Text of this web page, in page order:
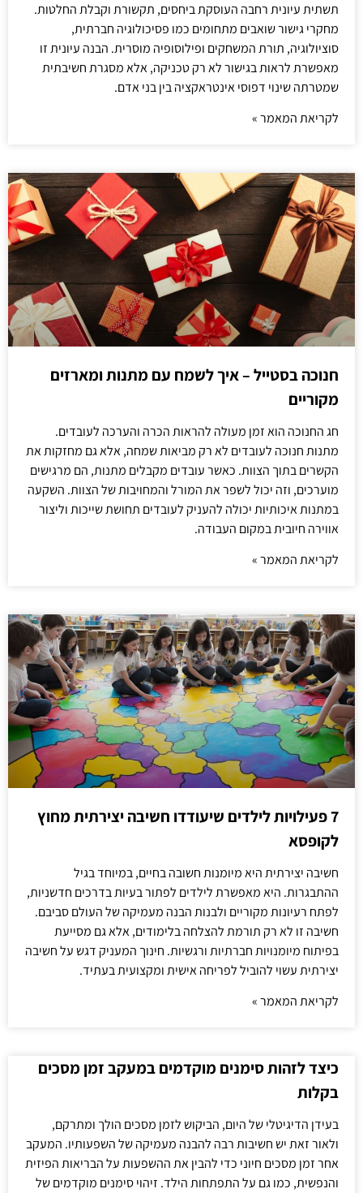
תשתית עיונית רחבה העוסקת ביחסים, תקשורת וקבלת החלטות.
מחקרי גישור שואבים מתחומים כמו פסיכולוגיה חברתית,
סוציולוגיה, תורת המשחקים ופילוסופיה מוסרית. הבנה עיונית זו
מאפשרת לראות בגישור לא רק טכניקה, אלא מסגרת חשיבתית
שמטרתה שינוי דפוסי אינטראקציה בין בני אדם.
לקריאת המאמר »
חנוכה בסטייל – איך לשמח עם מתנות ומארזים
מקוריים
חג החנוכה הוא זמן מעולה להראות הכרה והערכה לעובדים.
מתנות חנוכה לעובדים לא רק מביאות שמחה, אלא גם מחזקות את
הקשרים בתוך הצוות. כאשר עובדים מקבלים מתנות, הם מרגישים
מוערכים, וזה יכול לשפר את המורל והמחויבות של הצוות. השקעה
במתנות איכותיות יכולה להעניק לעובדים תחושת שייכות וליצור
אווירה חיובית במקום העבודה.
לקריאת המאמר »
7 פעילויות לילדים שיעודדו חשיבה יצירתית מחוץ
לקופסא
חשיבה יצירתית היא מיומנות חשובה בחיים, במיוחד בגיל
ההתבגרות. היא מאפשרת לילדים לפתור בעיות בדרכים חדשניות,
לפתח רעיונות מקוריים ולבנות הבנה מעמיקה של העולם סביבם.
חשיבה זו לא רק תורמת להצלחה בלימודים, אלא גם מסייעת
בפיתוח מיומנויות חברתיות ורגשיות. חינוך המעניק דגש על חשיבה
יצירתית עשוי להוביל לפריחה אישית ומקצועית בעתיד.
לקריאת המאמר »
כיצד לזהות סימנים מוקדמים במעקב זמן מסכים
בקלות
בעידן הדיגיטלי של היום, הביקוש לזמן מסכים הולך ומתרקם,
ולאור זאת יש חשיבות רבה להבנה מעמיקה של השפעותיו. המעקב
אחר זמן מסכים חיוני כדי להבין את ההשפעות על הבריאות הפיזית
והנפשית, כמו גם על התפתחות הילד. זיהוי סימנים מוקדמים של